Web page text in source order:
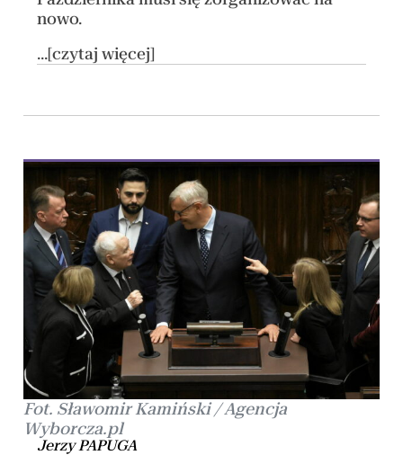
nowo.
...[czytaj więcej]
Fot. Sławomir Kamiński / Agencja
Wyborcza.pl
Jerzy PAPUGA